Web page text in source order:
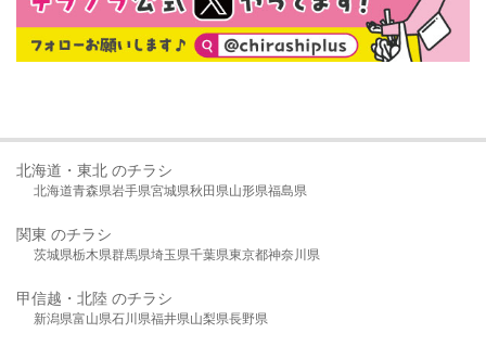
北海道・東北 のチラシ
北海道青森県岩手県宮城県秋田県山形県福島県
関東 のチラシ
茨城県栃木県群馬県埼玉県千葉県東京都神奈川県
甲信越・北陸 のチラシ
新潟県富山県石川県福井県山梨県長野県